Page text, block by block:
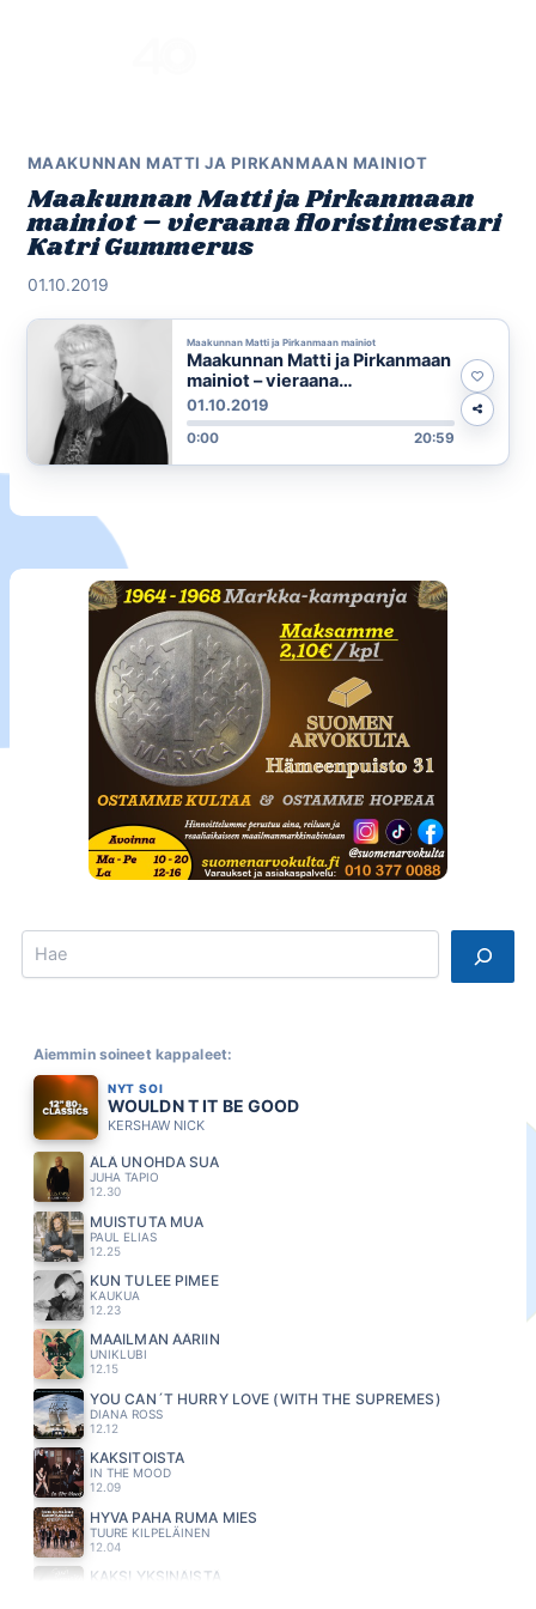
MAAKUNNAN MATTI JA PIRKANMAAN MAINIOT
Maakunnan Matti ja Pirkanmaan
mainiot – vieraana floristimestari
Katri Gummerus
01.10.2019
Maakunnan Matti ja Pirkanmaan mainiot
Maakunnan Matti ja Pirkanmaan
mainiot – vieraana
floristimestari Katri Gummerus
01.10.2019
0:00 20:59
Search
Aiemmin soineet kappaleet:
NYT SOI
WOULDN T IT BE GOOD
KERSHAW NICK
ÄLÄ UNOHDA SUA
JUHA TAPIO
12.30
MUISTUTA MUA
PAUL ELIAS
12.25
KUN TULEE PIMEE
KAUKUA
12.23
MAAILMAN ÄÄRIIN
UNIKLUBI
12.15
YOU CAN´T HURRY LOVE (WITH THE SUPREMES)
DIANA ROSS
12.12
KAKSITOISTA
IN THE MOOD
12.09
HYVA PAHA RUMA MIES
TUURE KILPELÄINEN
12.04
KAKSI YKSINÄISTÄ